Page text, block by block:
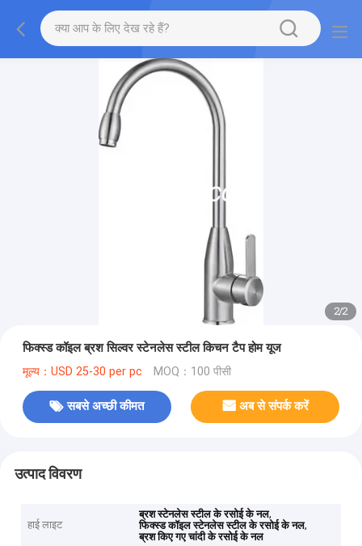
2/2
फिक्स्ड कॉइल ब्रश सिल्वर स्टेनलेस स्टील किचन टैप होम यूज
मूल्य：USD 25-30 per pc MOQ：100 पीसी
सबसे अच्छी कीमत अब से संपर्क करें
उत्पाद विवरण
हाई लाइट
ब्रश स्टेनलेस स्टील के रसोई के नल,
फिक्स्ड कॉइल स्टेनलेस स्टील के रसोई के नल,
ब्रश किए गए चांदी के रसोई के नल